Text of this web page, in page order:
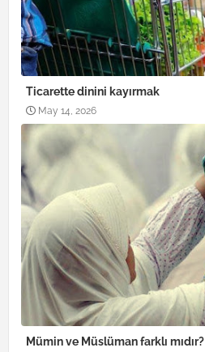
Ticarette dinini kayırmak
May 14, 2026
Mümin ve Müslüman farklı mıdır?